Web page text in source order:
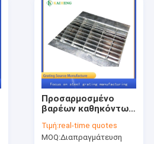
μετάλλων
χάλυβαΠροσαρμοσμένο
βαρέων καθηκόντων
μετάλλων μη
ολίσθησης
Τιμή:real-time quotes
MOQ:Διαπραγμάτευση